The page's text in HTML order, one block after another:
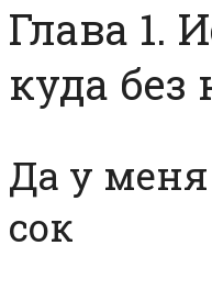
Глава 1.
куда без
Да у меня
сок